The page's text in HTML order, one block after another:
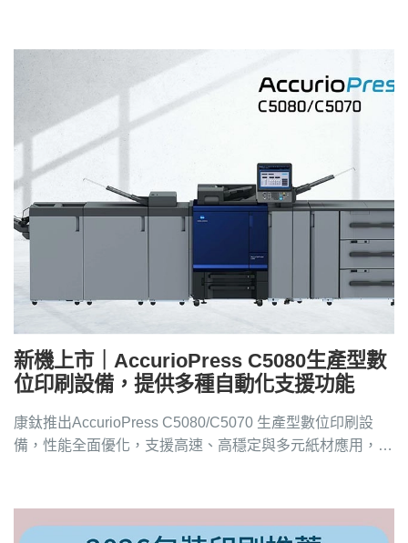
新機上市｜AccurioPress C5080生產型數
位印刷設備，提供多種自動化支援功能
康鈦推出AccurioPress C5080/C5070 生產型數位印刷設
備，性能全面優化，支援高速、高穩定與多元紙材應用，數